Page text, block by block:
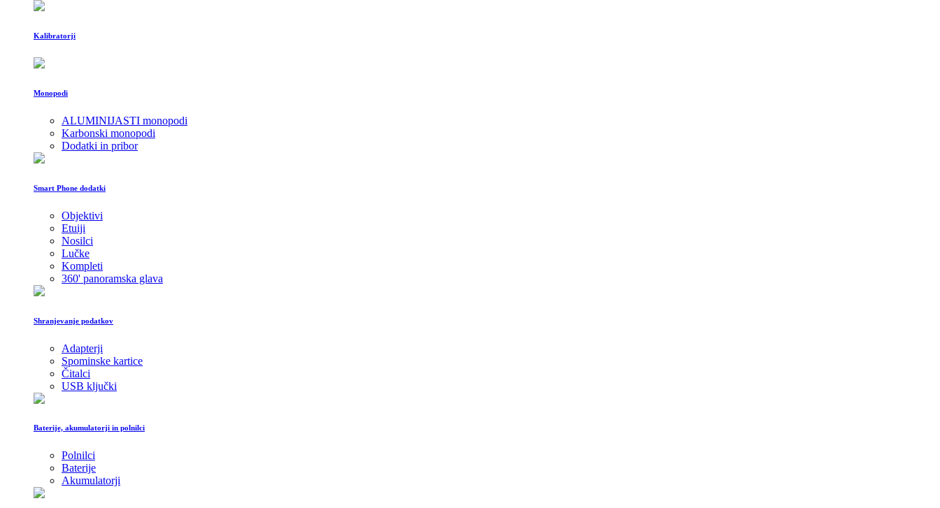
Kalibratorji
Monopodi
ALUMINIJASTI monopodi
Karbonski monopodi
Dodatki in pribor
Smart Phone dodatki
Objektivi
Etuiji
Nosilci
Lučke
Kompleti
360' panoramska glava
Shranjevanje podatkov
Adapterji
Spominske kartice
Čitalci
USB ključki
Baterije, akumulatorji in polnilci
Polnilci
Baterije
Akumulatorji